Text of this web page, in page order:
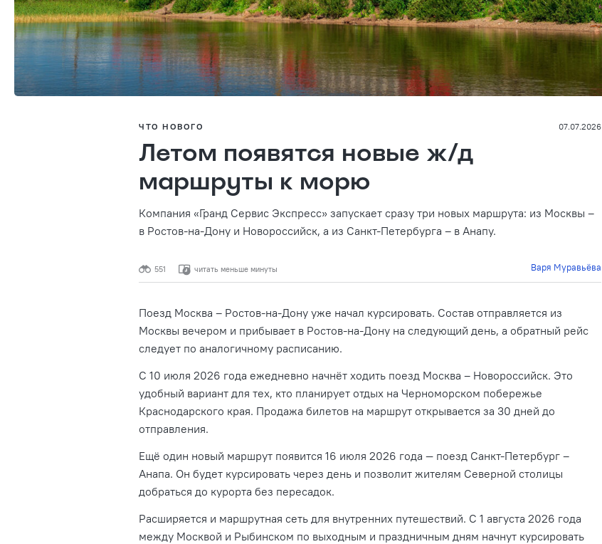
ЧТО НОВОГО 07.07.2026
Летом появятся новые ж/д
маршруты к морю
Компания «Гранд Сервис Экспресс» запускает сразу три новых маршрута: из Москвы –
в Ростов-на-Дону и Новороссийск, а из Санкт-Петербурга – в Анапу.
Варя Муравьёва
551 читать меньше минуты
Поезд Москва – Ростов-на-Дону уже начал курсировать. Состав отправляется из
Москвы вечером и прибывает в Ростов-на-Дону на следующий день, а обратный рейс
следует по аналогичному расписанию.
С 10 июля 2026 года ежедневно начнёт ходить поезд Москва – Новороссийск. Это
удобный вариант для тех, кто планирует отдых на Черноморском побережье
Краснодарского края. Продажа билетов на маршрут открывается за 30 дней до
отправления.
Ещё один новый маршрут появится 16 июля 2026 года — поезд Санкт-Петербург –
Анапа. Он будет курсировать через день и позволит жителям Северной столицы
добраться до курорта без пересадок.
Расширяется и маршрутная сеть для внутренних путешествий. С 1 августа 2026 года
между Москвой и Рыбинском по выходным и праздничным дням начнут курсировать